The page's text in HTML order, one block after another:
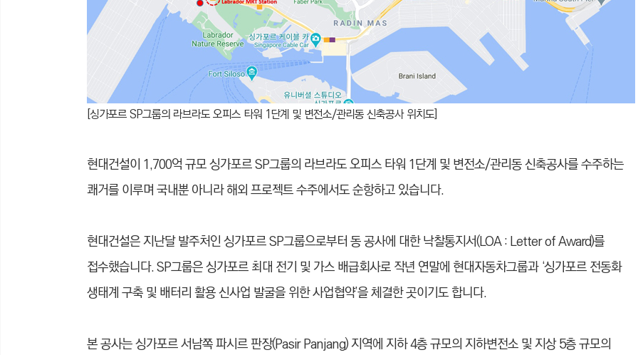
[싱가포르 SP그룹의 라브라도 오피스 타워 1단계 및 변전소/관리동 신축공사 위치도]
현대건설이 1,700억 규모 싱가포르 SP그룹의 라브라도 오피스 타워 1단계 및 변전소/관리동 신축공사를 수주하는
쾌거를 이루며 국내뿐 아니라 해외 프로젝트 수주에서도 순항하고 있습니다.
현대건설은 지난달 발주처인 싱가포르 SP그룹으로부터 동 공사에 대한 낙찰통지서(LOA : Letter of Award)를
접수했습니다. SP그룹은 싱가포르 최대 전기 및 가스 배급회사로 작년 연말에 현대자동차그룹과 ‘싱가포르 전동화
생태계 구축 및 배터리 활용 신사업 발굴을 위한 사업협약’을 체결한 곳이기도 합니다.
본 공사는 싱가포르 서남쪽 파시르 판장(Pasir Panjang) 지역에 지하 4층 규모의 지하변전소 및 지상 5층 규모의